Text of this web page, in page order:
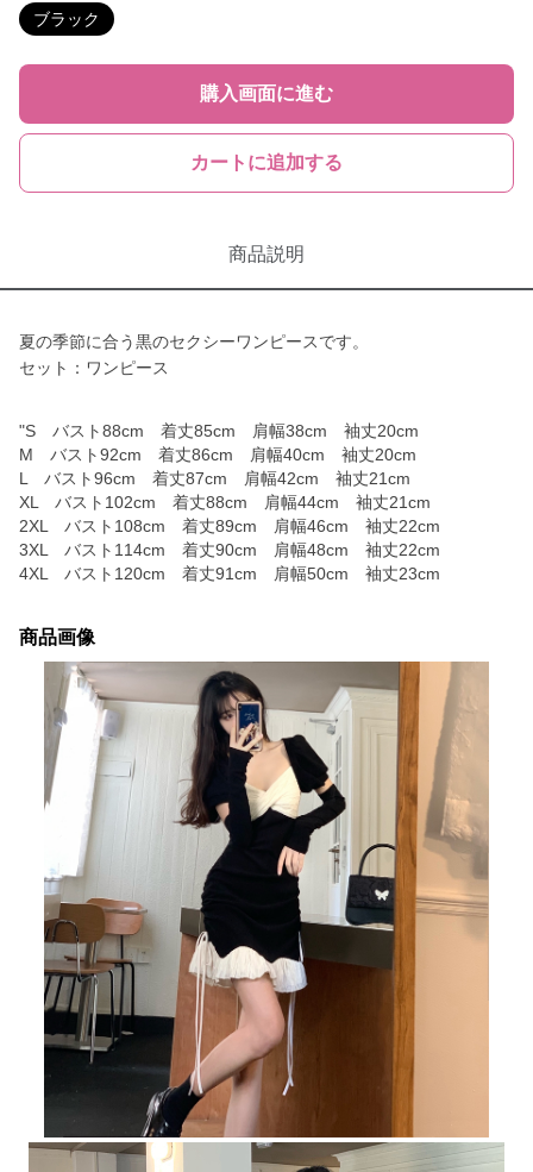
ブラック
購入画面に進む
カートに追加する
商品説明
夏の季節に合う黒のセクシーワンピースです。
セット：ワンピース
"S バスト88cm 着丈85cm 肩幅38cm 袖丈20cm
M バスト92cm 着丈86cm 肩幅40cm 袖丈20cm
L バスト96cm 着丈87cm 肩幅42cm 袖丈21cm
XL バスト102cm 着丈88cm 肩幅44cm 袖丈21cm
2XL バスト108cm 着丈89cm 肩幅46cm 袖丈22cm
3XL バスト114cm 着丈90cm 肩幅48cm 袖丈22cm
4XL バスト120cm 着丈91cm 肩幅50cm 袖丈23cm
商品画像